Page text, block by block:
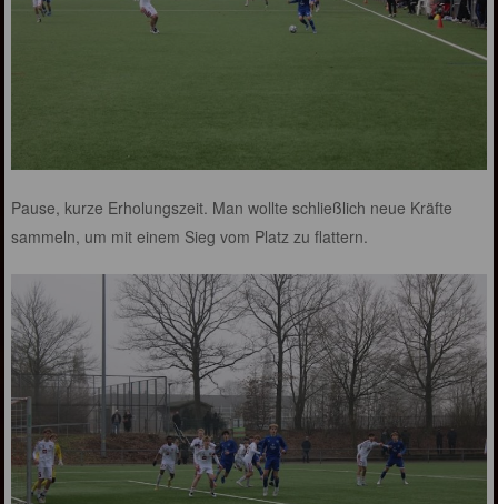
Pause, kurze Erholungszeit. Man wollte schließlich neue Kräfte
sammeln, um mit einem Sieg vom Platz zu flattern.